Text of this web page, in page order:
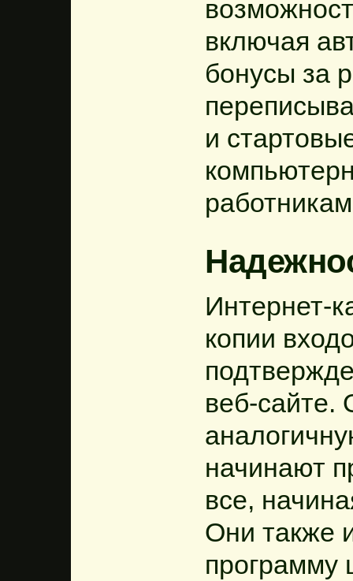
включая
бонусы за
и
Интернет-
копии
веб-сайте.
начинают
все,
Они также